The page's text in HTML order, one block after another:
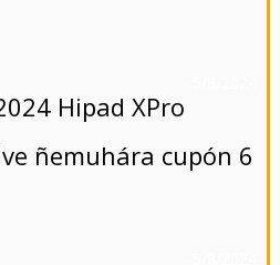
Hipad XPro
ñemuhára cupón 6